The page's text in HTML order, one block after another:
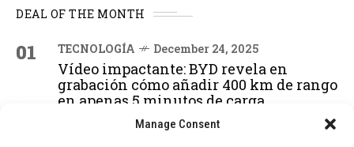
Manage Consent
DEAL OF THE MONTH
01 TECNOLOGÍA December 24, 2025
Vídeo impactante: BYD revela en
grabación cómo añadir 400 km de rango
en apenas 5 minutos de carga